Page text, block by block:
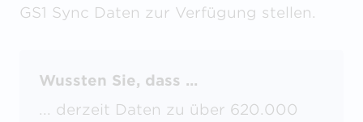
GS1 Sync Daten zur Verfügung stellen.
Wussten Sie, dass ...
... derzeit Daten zu über 620.000